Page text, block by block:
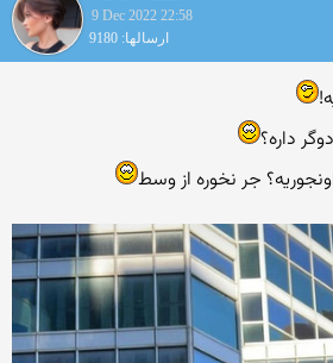
9 Dec 2022 22:58
ارسالها: 9180
داره؟
جر نخوره از وسط